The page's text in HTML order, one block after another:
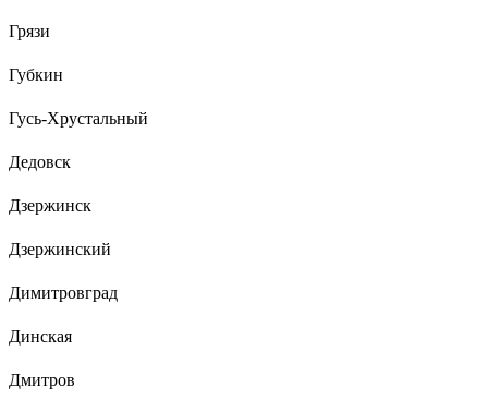
Грязи
Губкин
Гусь-Хрустальный
Дедовск
Дзержинск
Дзержинский
Димитровград
Динская
Дмитров